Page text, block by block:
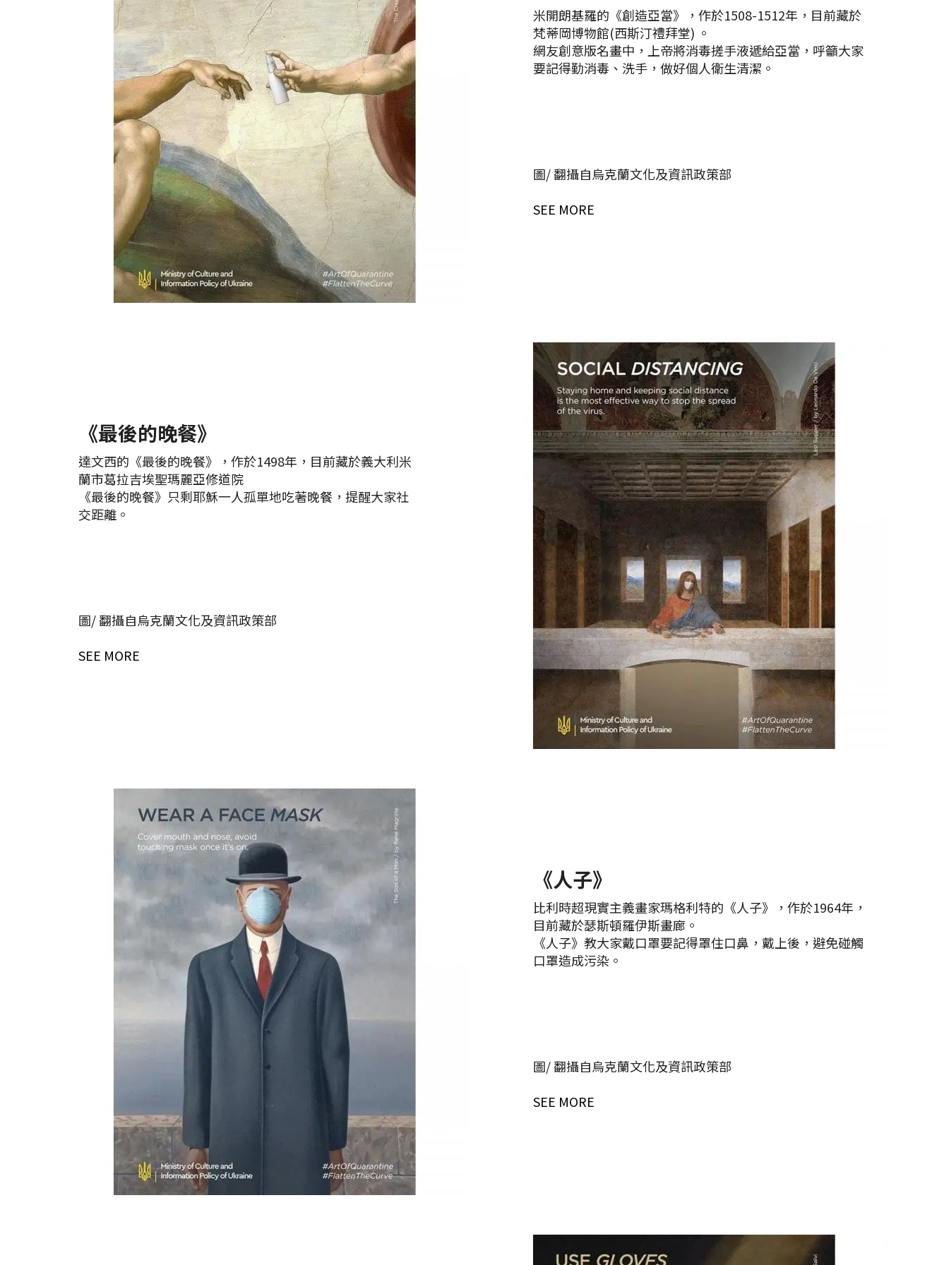
米開朗基羅的《創造亞當》，作於1508-1512年，目前藏於
梵蒂岡博物館(西斯汀禮拜堂) 。
網友創意版名畫中，上帝將消毒搓手液遞給亞當，呼籲大家
要記得勤消毒、洗手，做好個人衛生清潔。
圖/ 翻攝自烏克蘭文化及資訊政策部
SEE MORE
《最後的晚餐》
達文西的《最後的晚餐》，作於1498年，目前藏於義大利米
蘭市葛拉吉埃聖瑪麗亞修道院
《最後的晚餐》只剩耶穌一人孤單地吃著晚餐，提醒大家社
交距離。
圖/ 翻攝自烏克蘭文化及資訊政策部
SEE MORE
《人子》
比利時超現實主義畫家瑪格利特的《人子》，作於1964年，
目前藏於瑟斯頓羅伊斯畫廊。
《人子》教大家戴口罩要記得罩住口鼻，戴上後，避免碰觸
口罩造成污染。
圖/ 翻攝自烏克蘭文化及資訊政策部
SEE MORE